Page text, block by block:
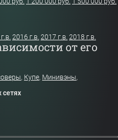
2016 г.в. 2017 г.в. 2018 г.в.
от его
, Купе, Минивэны,
сетях